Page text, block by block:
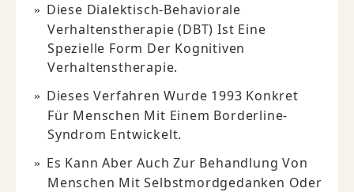
Diese Dialektisch-Behaviorale
Verhaltenstherapie (DBT) Ist Eine
Spezielle Form Der Kognitiven
Verhaltenstherapie.
Dieses Verfahren Wurde 1993 Konkret
Für Menschen Mit Einem Borderline-
Syndrom Entwickelt.
Es Kann Aber Auch Zur Behandlung Von
Menschen Mit Selbstmordgedanken Oder